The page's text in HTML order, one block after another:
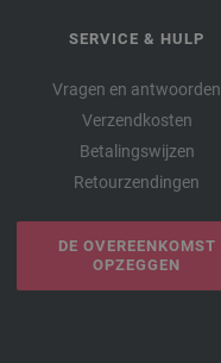
SERVICE & HULP
Vragen en antwoorden
Verzendkosten
Betalingswijzen
Retourzendingen
DE OVEREENKOMST
OPZEGGEN